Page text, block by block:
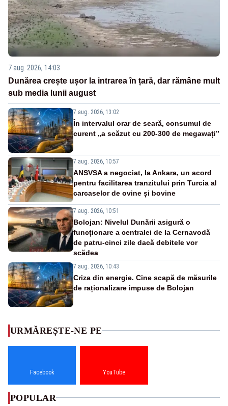
7 aug. 2026, 14:03
Dunărea crește ușor la intrarea în țară, dar rămâne mult
sub media lunii august
7 aug. 2026, 13:02
În intervalul orar de seară, consumul de
curent „a scăzut cu 200-300 de megawați”
7 aug. 2026, 10:57
ANSVSA a negociat, la Ankara, un acord
pentru facilitarea tranzitului prin Turcia al
carcaselor de ovine și bovine
7 aug. 2026, 10:51
Bolojan: Nivelul Dunării asigură o
funcționare a centralei de la Cernavodă
de patru-cinci zile dacă debitele vor
scădea
7 aug. 2026, 10:43
Criza din energie. Cine scapă de măsurile
de raționalizare impuse de Bolojan
URMĂREȘTE-NE PE
Facebook YouTube
POPULAR